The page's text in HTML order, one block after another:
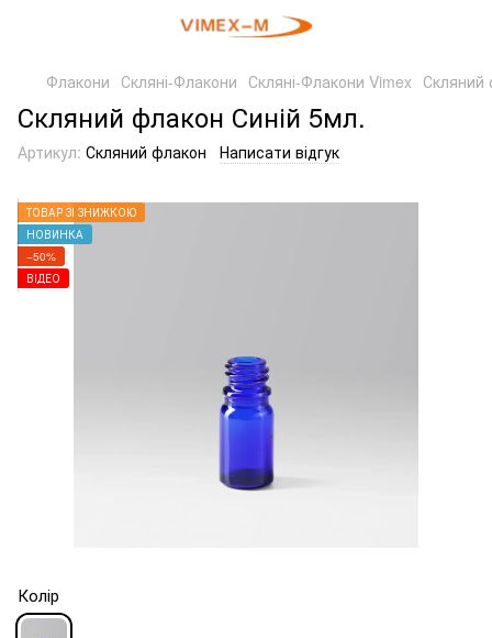
Флакони Скляні-Флакони Скляні-Флакони Vimex Скляний
Скляний флакон Синій 5мл.
Артикул: Скляний флакон Написати відгук
ТОВАР ЗІ ЗНИЖКОЮ
НОВИНКА
−50%
ВІДЕО
Колір